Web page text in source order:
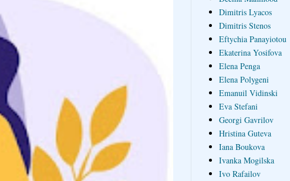
Dimitris Lyacos
Dimitris Stenos
Eftychia Panayiotou
Ekaterina Yosifova
Elena Penga
Elena Polygeni
Emanuil Vidinski
Eva Stefani
Georgi Gavrilov
Hristina Guteva
Iana Boukova
Ivanka Mogilska
Ivo Rafailov